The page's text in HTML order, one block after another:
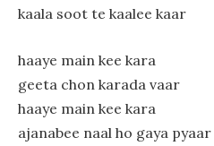
kaala soot te kaalee kaar
haaye main kee kara
geeta chon karada vaar
haaye main kee kara
ajanabee naal ho gaya pyaar